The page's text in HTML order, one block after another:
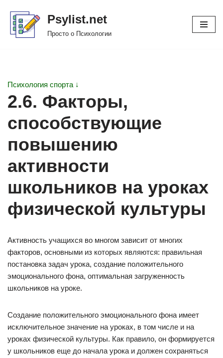
Перейти
Psylist.net
Просто о Психологии
Психология спорта ↓
2.6. Факторы,
способствующие
повышению
активности
школьников на уроках
физической культуры
Активность учащихся во многом зависит от многих
факторов, основными из которых являются: правильная
постановка задач урока, создание положительного
эмоционального фона, оптимальная загруженность
школьников на уроке.
Создание положительного эмоционального фона имеет
исключительное значение на уроках, в том числе и на
уроках физической культуры. Как правило, он формируется
у школьников еще до начала урока и должен сохраняться